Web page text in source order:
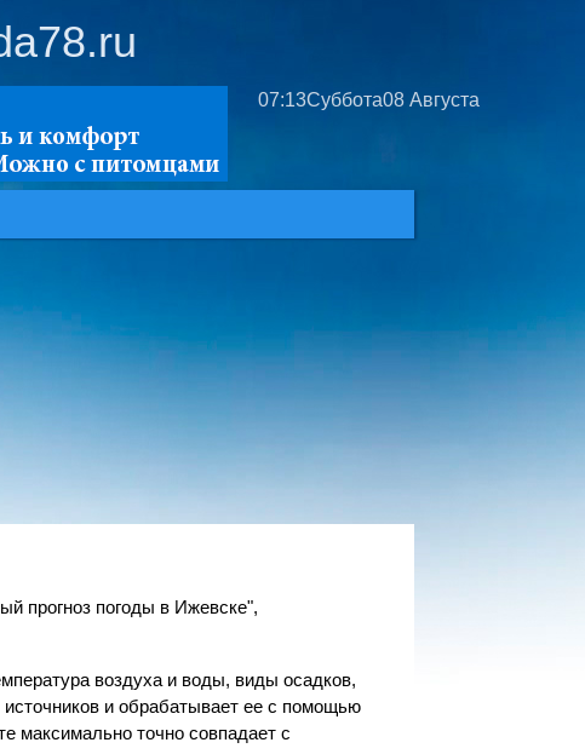
07:13Суббота08 Августа
прогноз погоды в Ижевске",
воздуха и воды, виды осадков,
и обрабатывает ее с помощью
максимально точно совпадает с